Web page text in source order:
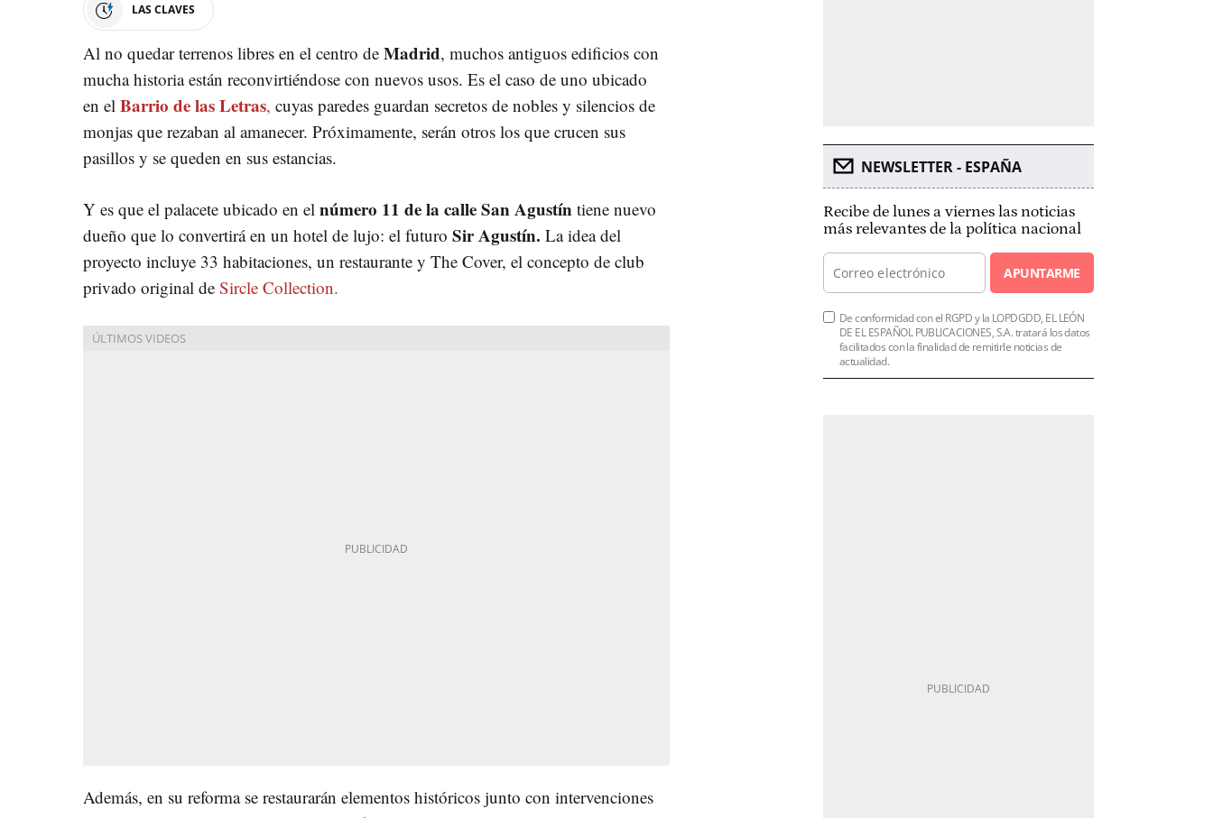
LAS CLAVES
Al no quedar terrenos libres en el centro de Madrid, muchos antiguos edificios con
mucha historia están reconvirtiéndose con nuevos usos. Es el caso de uno ubicado
en el Barrio de las Letras, cuyas paredes guardan secretos de nobles y silencios de
monjas que rezaban al amanecer. Próximamente, serán otros los que crucen sus
pasillos y se queden en sus estancias.
Y es que el palacete ubicado en el número 11 de la calle San Agustín tiene nuevo
dueño que lo convertirá en un hotel de lujo: el futuro Sir Agustín. La idea del
proyecto incluye 33 habitaciones, un restaurante y The Cover, el concepto de club
privado original de Sircle Collection.
Además, en su reforma se restaurarán elementos históricos junto con intervenciones
NEWSLETTER - ESPAÑA
Recibe de lunes a viernes las noticias
más relevantes de la política nacional
APUNTARME
De conformidad con el RGPD y la LOPDGDD, EL LEÓN
DE EL ESPAÑOL PUBLICACIONES, S.A. tratará los datos
facilitados con la finalidad de remitirle noticias de
actualidad.